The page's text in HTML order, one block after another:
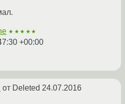
★★★★★
+00:00
от Deleted 24.07.2016